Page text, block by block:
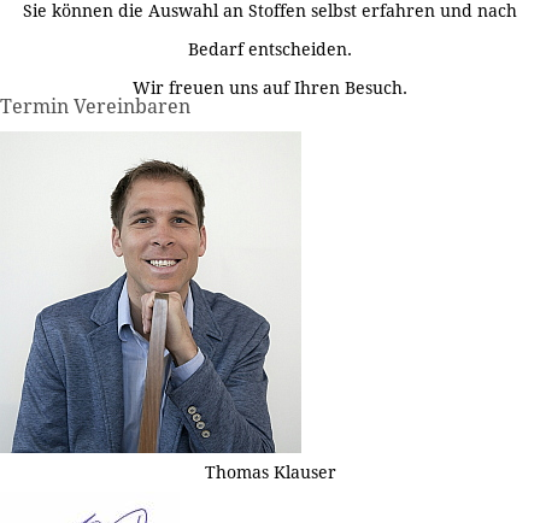
Sie können die Auswahl an Stoffen selbst erfahren und nach
Bedarf entscheiden.
Wir freuen uns auf Ihren Besuch.
Termin Vereinbaren
Thomas Klauser